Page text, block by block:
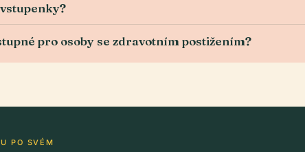
pro osoby se zdravotním postižením?
PO SVÉM